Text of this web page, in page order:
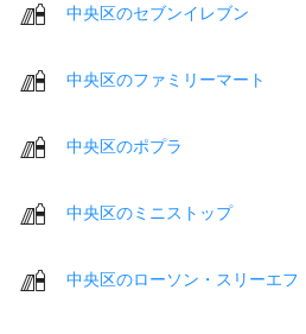
中央区のセブンイレブン
中央区のファミリーマート
中央区のポプラ
中央区のミニストップ
中央区のローソン・スリーエフ